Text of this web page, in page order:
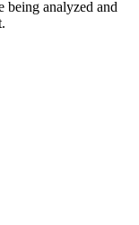
being analyzed and